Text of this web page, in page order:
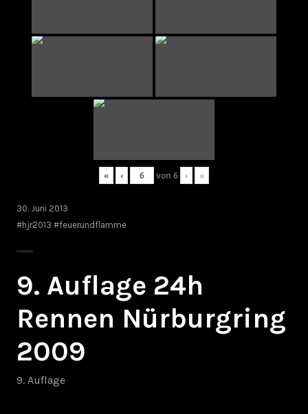
« ‹ von 6 › »
30. Juni 2013
#hjr2013 #feuerundflamme
9. Auflage 24h
Rennen Nürburgring
2009
9. Auflage